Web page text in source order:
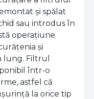
și spălat
sau introdus în
operațiune
și
Filtrul
într-o
astfel că
la orice tip